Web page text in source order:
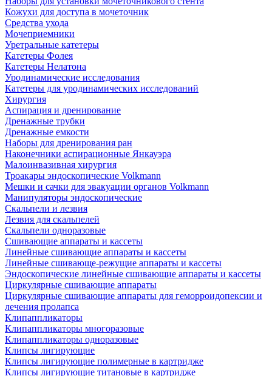
Кожухи для доступа в мочеточник
Средства ухода
Мочеприемники
Уретральные катетеры
Катетеры Фолея
Катетеры Нелатона
Уродинамические исследования
Катетеры для уродинамических исследований
Хирургия
Аспирация и дренирование
Дренажные трубки
Дренажные емкости
Наборы для дренирования ран
Наконечники аспирационные Янкауэра
Малоинвазивная хирургия
Троакары эндоскопические Volkmann
Мешки и сачки для эвакуации органов Volkmann
Манипуляторы эндоскопические
Скальпели и лезвия
Лезвия для скальпелей
Скальпели одноразовые
Сшивающие аппараты и кассеты
Линейные сшивающие аппараты и кассеты
Линейные сшивающе-режущие аппараты и кассеты
Эндоскопические линейные сшивающие аппараты и кассеты
Циркулярные сшивающие аппараты
Циркулярные сшивающие аппараты для геморроидопексии и
лечения пролапса
Клипаппликаторы
Клипаппликаторы многоразовые
Клипаппликаторы одноразовые
Клипсы лигирующие
Клипсы лигирующие полимерные в картридже
Клипсы лигирующие титановые в картридже